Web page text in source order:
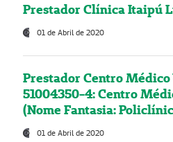
Prestador Clínica Itaipú
01 de Abril de 2020
Prestador Centro
51004350-4: Centro
(Nome Fantasia:
01 de Abril de 2020